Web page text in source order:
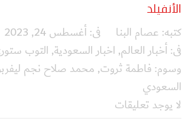
الأنفيلد
كتبه: عصام البنا فى:أغسطس 24, 2023
فى:أخبار العالم, اخبار السعودية, التوب
وسوم: فاطمة ثروت, محمد صلاح نجم
السعودي
لا يوجد تعليقات